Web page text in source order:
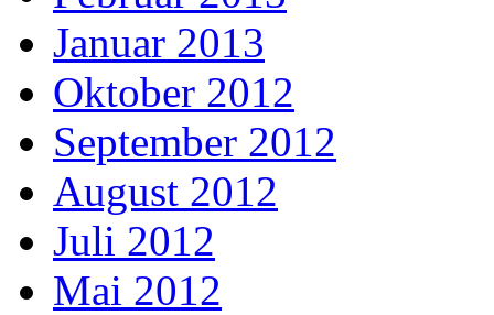
Januar 2013
Oktober 2012
September 2012
August 2012
Juli 2012
Mai 2012